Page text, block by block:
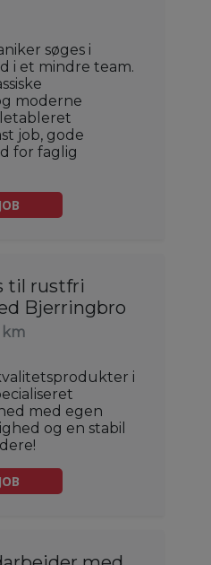
søges i
i et mindre team.
moderne
job, gode
for faglig
til rustfri
Bjerringbro
km
i
med egen
og en stabil